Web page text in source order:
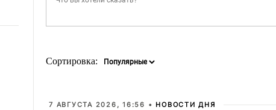
Сортировка:
7 АВГУСТА 2026, 16:56 • НОВОСТИ ДНЯ